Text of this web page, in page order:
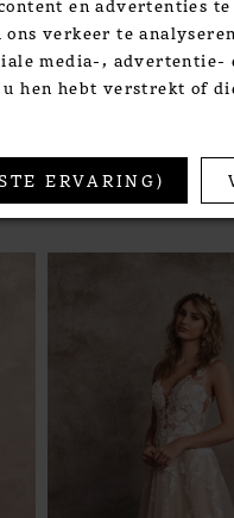
SHARE:
ons verkeer te
media-,
hen hebt verstrekt of
ERVARING)